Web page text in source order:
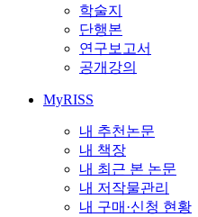
학술지
단행본
연구보고서
공개강의
MyRISS
내 추천논문
내 책장
내 최근 본 논문
내 저작물관리
내 구매·신청 현황